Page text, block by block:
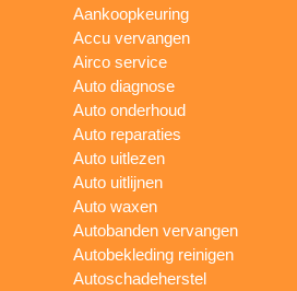
Aankoopkeuring
Accu vervangen
Airco service
Auto diagnose
Auto onderhoud
Auto reparaties
Auto uitlezen
Auto uitlijnen
Auto waxen
Autobanden vervangen
Autobekleding reinigen
Autoschadeherstel